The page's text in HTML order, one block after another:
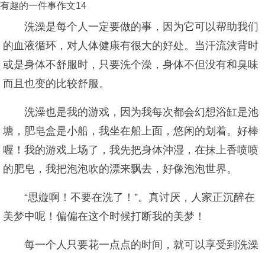
有趣的一件事作文14
洗澡是每个人一定要做的事，因为它可以帮助我们
的血液循环，对人体健康有很大的好处。当汗流浃背时
或是身体不舒服时，只要洗个澡，身体不但没有和臭味
而且也变的比较舒服。
洗澡也是我的游戏，因为我每次都会幻想浴缸是池
塘，肥皂盒是小船，我坐在船上面，悠闲的划着。好棒
喔！我的游戏上场了，我先把身体沖湿，在抹上香喷喷
的肥皂，我把泡泡吹的漂来飘去，好像泡泡世界。
“思嫙啊！不要在洗了！”。真讨厌，人家正沉醉在
美梦中呢！偏偏在这个时候打断我的美梦！
每一个人只要花一点点的时间，就可以享受到洗澡